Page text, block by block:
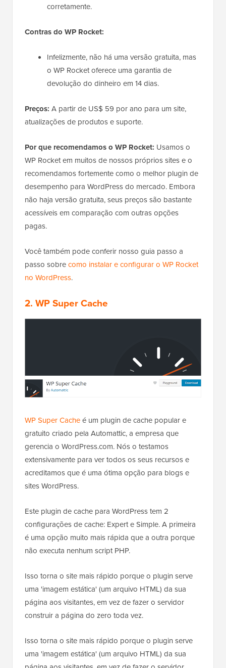
corretamente.
Contras do WP Rocket:
Infelizmente, não há uma versão gratuita, mas
o WP Rocket oferece uma garantia de
devolução do dinheiro em 14 dias.
Preços: A partir de US$ 59 por ano para um site,
atualizações de produtos e suporte.
Por que recomendamos o WP Rocket: Usamos o
WP Rocket em muitos de nossos próprios sites e o
recomendamos fortemente como o melhor plugin de
desempenho para WordPress do mercado. Embora
não haja versão gratuita, seus preços são bastante
acessíveis em comparação com outras opções
pagas.
Você também pode conferir nosso guia passo a
passo sobrecomo instalar e configurar o WP Rocket
no WordPress.
2. WP Super Cache
WP Super Cacheé um plugin de cache popular e
gratuito criado pela Automattic, a empresa que
gerencia o WordPress.com. Nós o testamos
extensivamente para ver todos os seus recursos e
acreditamos que é uma ótima opção para blogs e
sites WordPress.
Este plugin de cache para WordPress tem 2
configurações de cache: Expert e Simple. A primeira
é uma opção muito mais rápida que a outra porque
não executa nenhum script PHP.
Isso torna o site mais rápido porque o plugin serve
uma 'imagem estática' (um arquivo HTML) da sua
página aos visitantes, em vez de fazer o servidor
construir a página do zero toda vez.
Isso torna o site mais rápido porque o plugin serve
uma 'imagem estática' (um arquivo HTML) da sua